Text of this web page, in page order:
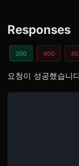
Responses
200 400
요청이 성공했습니